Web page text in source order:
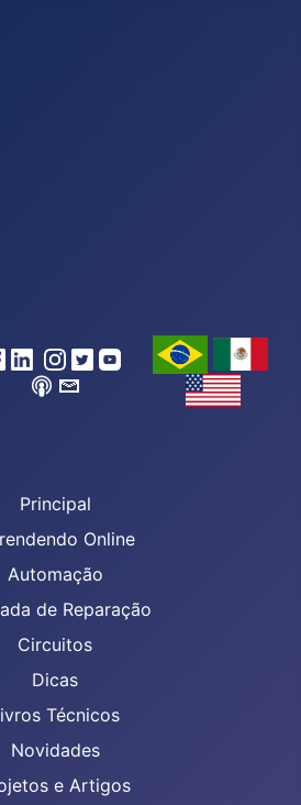
Principal
Online
Automação
de Reparação
Circuitos
Dicas
Técnicos
Novidades
e Artigos